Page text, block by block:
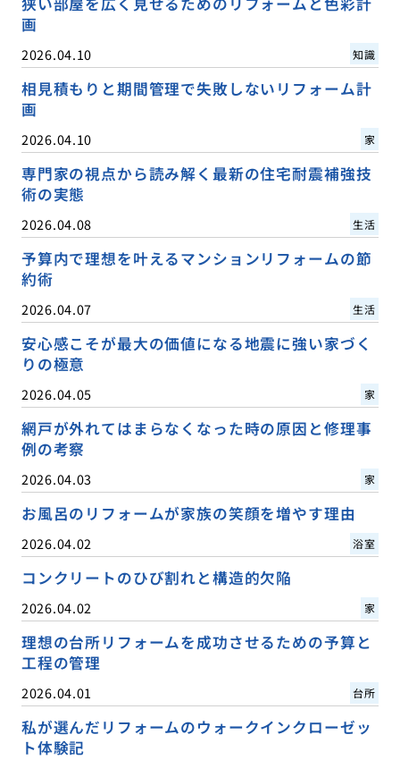
画
2026.04.10 知識
相見積もりと期間管理で失敗しないリフォーム計
画
2026.04.10 家
専門家の視点から読み解く最新の住宅耐震補強技
術の実態
2026.04.08 生活
予算内で理想を叶えるマンションリフォームの節
約術
2026.04.07 生活
安心感こそが最大の価値になる地震に強い家づく
りの極意
2026.04.05 家
網戸が外れてはまらなくなった時の原因と修理事
例の考察
2026.04.03 家
お風呂のリフォームが家族の笑顔を増やす理由
2026.04.02 浴室
コンクリートのひび割れと構造的欠陥
2026.04.02 家
理想の台所リフォームを成功させるための予算と
工程の管理
2026.04.01 台所
私が選んだリフォームのウォークインクローゼッ
ト体験記